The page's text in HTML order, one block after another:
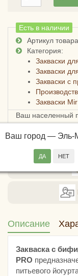
Есть в наличии
Артикул
Категория:
Закваски
Закваски
Закваски с
Закваски
Ваш населенный
Ваш город — Эль-
Описание
Закваска с
PRO
питьевого